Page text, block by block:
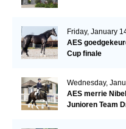
Friday, January
AES
Cup finale
Wednesday,
AES merrie
Junioren Team